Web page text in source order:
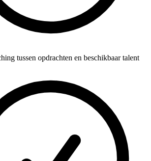
tussen opdrachten en beschikbaar talent